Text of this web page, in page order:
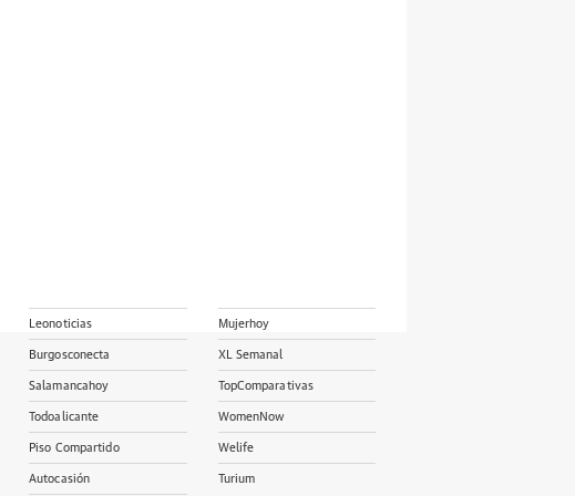
Leonoticias
Burgosconecta
Salamancahoy
Todoalicante
Piso Compartido
Autocasión
Mujerhoy
XL Semanal
TopComparativas
WomenNow
Welife
Turium